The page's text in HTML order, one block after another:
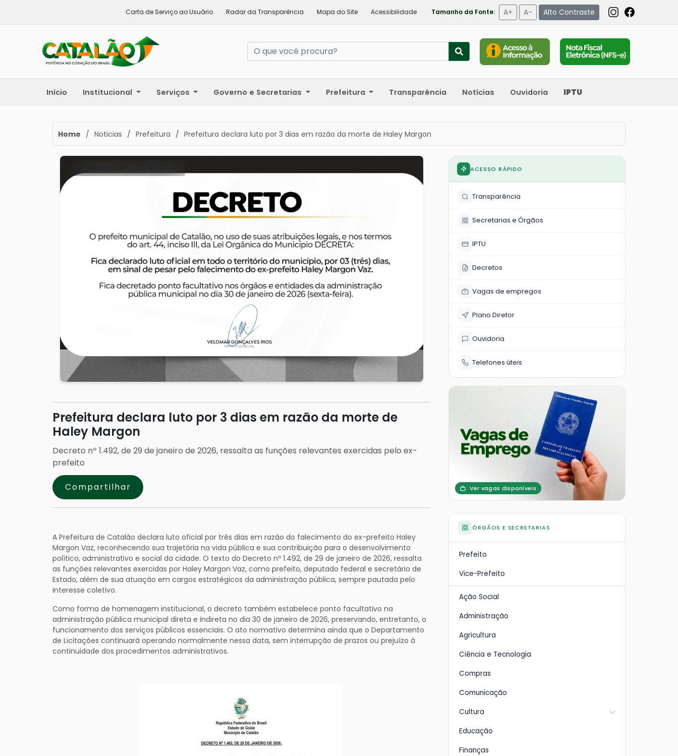
Carta de Serviço ao Usuário Radar da Transparência Mapa do Site Acessibilidade Tamanho da Fonte: A+ A- Alto Contraste
Início Institucional Serviços Governo e Secretarias Prefeitura Transparência Notícias Ouvidoria IPTU
Home / Noticias / Prefeitura / Prefeitura declara luto por 3 dias em razão da morte de Haley Margon
Prefeitura declara luto por 3 dias em razão da morte de
Haley Margon
Decreto nº 1.492, de 29 de janeiro de 2026, ressalta as funções relevantes exercidas pelo ex-
prefeito
Compartilhar
A Prefeitura de Catalão declara luto oficial por três dias em razão do falecimento do ex-prefeito Haley
Margon Vaz, reconhecendo sua trajetória na vida pública e sua contribuição para o desenvolvimento
político, administrativo e social da cidade. O texto do Decreto nº 1.492, de 29 de janeiro de 2026, ressalta
as funções relevantes exercidas por Haley Margon Vaz, como prefeito, deputado federal e secretário de
Estado, além de sua atuação em cargos estratégicos da administração pública, sempre pautada pelo
interesse coletivo.
Como forma de homenagem institucional, o decreto também estabelece ponto facultativo na
administração pública municipal direta e indireta no dia 30 de janeiro de 2026, preservando, entretanto, o
funcionamento dos serviços públicos essenciais. O ato normativo determina ainda que o Departamento
de Licitações continuará operando normalmente nessa data, sem interrupção de prazos ou prejuízo à
continuidade dos procedimentos administrativos.
ACESSO RÁPIDO
Transparência
Secretarias e Órgãos
IPTU
Decretos
Vagas de empregos
Plano Diretor
Ouvidoria
Telefones úteis
Ver vagas disponíveis
ÓRGÃOS E SECRETARIAS
Prefeito
Vice-Prefeito
Ação Social
Administração
Agricultura
Ciência e Tecnologia
Compras
Comunicação
Cultura
Educação
Finanças